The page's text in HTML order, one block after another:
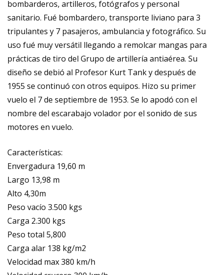
bombarderos, artilleros, fotógrafos y personal
sanitario. Fué bombardero, transporte liviano para 3
tripulantes y 7 pasajeros, ambulancia y fotográfico. Su
uso fué muy versátil llegando a remolcar mangas para
prácticas de tiro del Grupo de artillería antiaérea. Su
diseño se debió al Profesor Kurt Tank y después de
1955 se continuó con otros equipos. Hizo su primer
vuelo el 7 de septiembre de 1953. Se lo apodó con el
nombre del escarabajo volador por el sonido de sus
motores en vuelo.
Características:
Envergadura 19,60 m
Largo 13,98 m
Alto 4,30m
Peso vacío 3.500 kgs
Carga 2.300 kgs
Peso total 5,800
Carga alar 138 kg/m2
Velocidad max 380 km/h